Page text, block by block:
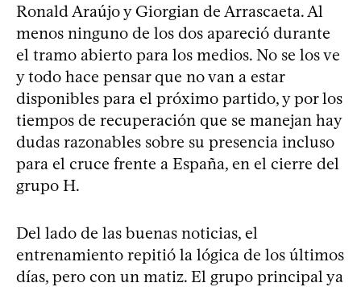
Ronald Araújo y Giorgian de Arrascaeta. Al
menos ninguno de los dos apareció durante
el tramo abierto para los medios. No se los ve
y todo hace pensar que no van a estar
disponibles para el próximo partido, y por los
tiempos de recuperación que se manejan hay
dudas razonables sobre su presencia incluso
para el cruce frente a España, en el cierre del
grupo H.
Del lado de las buenas noticias, el
entrenamiento repitió la lógica de los últimos
días, pero con un matiz. El grupo principal ya